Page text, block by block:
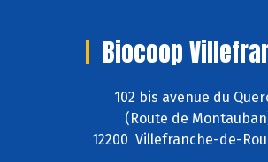
Biocoop
102 bis avenue du
(Route de
12200 Villefranche-de-